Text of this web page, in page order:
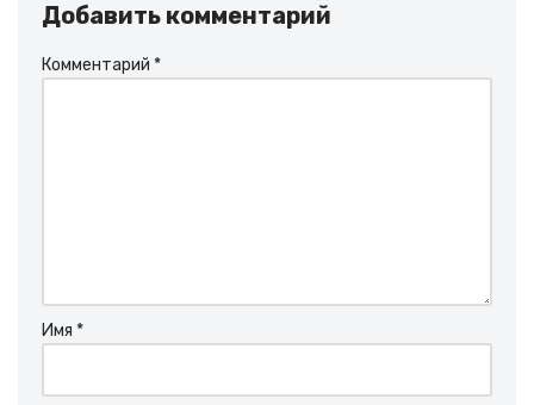
Добавить комментарий
Комментарий *
Имя *